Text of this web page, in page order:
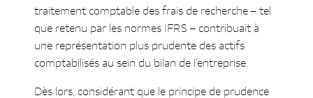
développement ?
traitement comptable des frais de recherche – tel
que retenu par les normes IFRS – contribuait à
une représentation plus prudente des actifs
comptabilisés au sein du bilan de l’entreprise.
Dès lors, considérant que le principe de prudence